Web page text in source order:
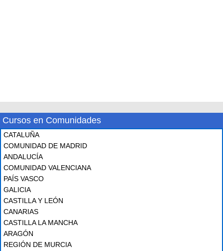
Cursos en Comunidades
CATALUÑA
COMUNIDAD DE MADRID
ANDALUCÍA
COMUNIDAD VALENCIANA
PAÍS VASCO
GALICIA
CASTILLA Y LEÓN
CANARIAS
CASTILLA LA MANCHA
ARAGÓN
REGIÓN DE MURCIA